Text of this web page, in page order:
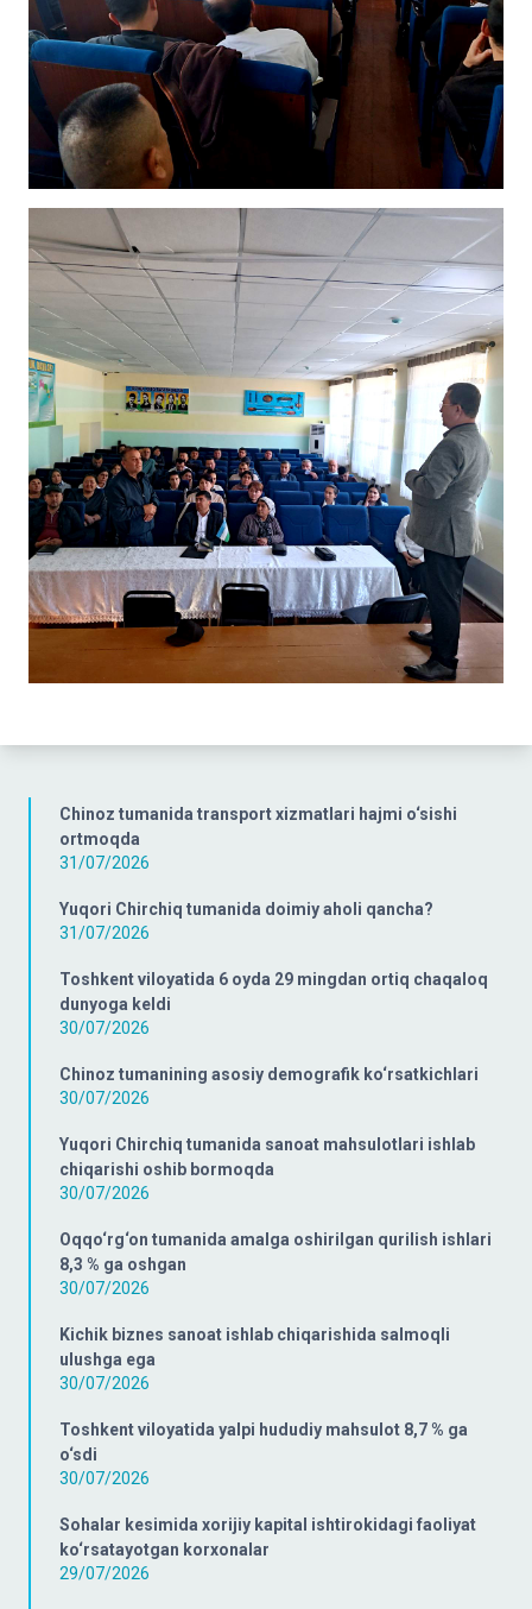
Chinoz tumanida transport xizmatlari hajmi o‘sishi
ortmoqda
31/07/2026
Yuqori Chirchiq tumanida doimiy aholi qancha?
31/07/2026
Toshkent viloyatida 6 oyda 29 mingdan ortiq chaqaloq
dunyoga keldi
30/07/2026
Chinoz tumanining asosiy demografik ko‘rsatkichlari
30/07/2026
Yuqori Chirchiq tumanida sanoat mahsulotlari ishlab
chiqarishi oshib bormoqda
30/07/2026
Oqqo‘rg‘on tumanida amalga oshirilgan qurilish ishlari
8,3 % ga oshgan
30/07/2026
Kichik biznes sanoat ishlab chiqarishida salmoqli
ulushga ega
30/07/2026
Toshkent viloyatida yalpi hududiy mahsulot 8,7 % ga
o‘sdi
30/07/2026
Sohalar kesimida xorijiy kapital ishtirokidagi faoliyat
ko‘rsatayotgan korxonalar
29/07/2026